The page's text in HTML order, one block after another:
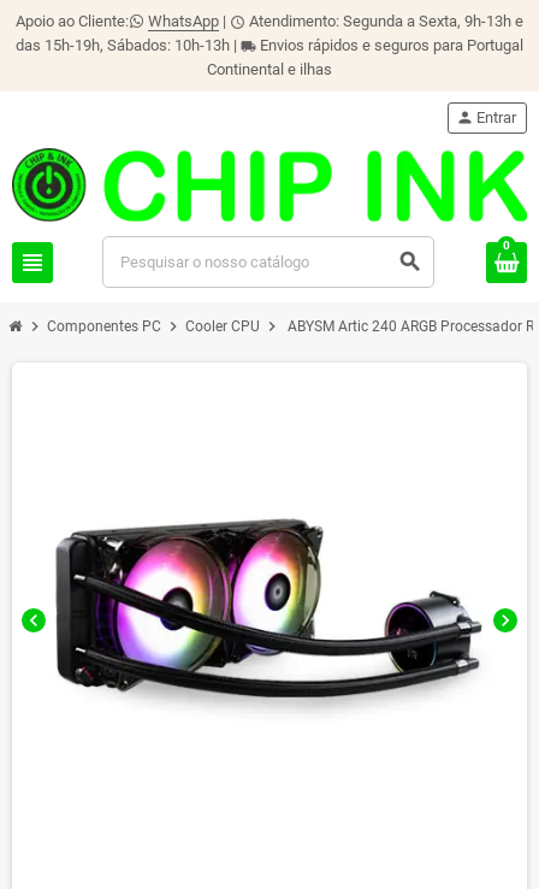
Apoio ao Cliente: WhatsApp | schedule Atendimento: Segunda a Sexta, 9h-13h e
das 15h-19h, Sábados: 10h-13h | local_shipping Envios rápidos e seguros para Portugal
Continental e ilhas
view_headline search
person Entrar
0
chevron_right Componentes PC chevron_right Cooler CPU chevron_right ABYSM Artic 240 ARGB Processador
chevron_left chevron_right